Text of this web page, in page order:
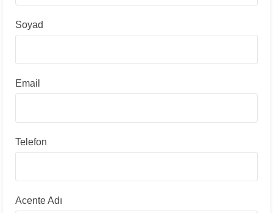
Soyad
Email
Telefon
Acente Adı